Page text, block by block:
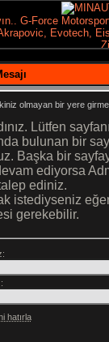
olmayan bir yere
Lütfen
bulunan bir
Başka bir
ediyorsa
ediniz.
istediyseniz
gerekebilir.
hatırla